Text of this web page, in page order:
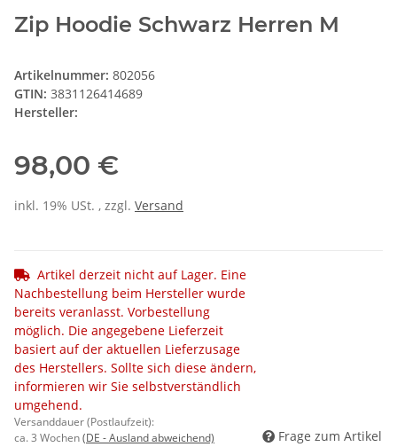
Zip Hoodie Schwarz Herren M
Artikelnummer: 802056
GTIN: 3831126414689
Hersteller:
98,00 €
inkl. 19% USt. , zzgl. Versand
Artikel derzeit nicht auf Lager. Eine
Nachbestellung beim Hersteller wurde
bereits veranlasst. Vorbestellung
möglich. Die angegebene Lieferzeit
basiert auf der aktuellen Lieferzusage
des Herstellers. Sollte sich diese ändern,
informieren wir Sie selbstverständlich
umgehend.
Versanddauer (Postlaufzeit):
ca. 3 Wochen(DE - Ausland abweichend) Frage zum Artikel